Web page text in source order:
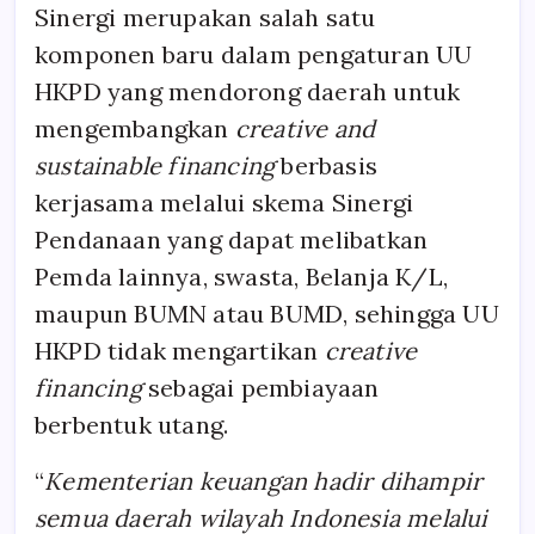
Sinergi merupakan salah satu
komponen baru dalam pengaturan UU
HKPD yang mendorong daerah untuk
mengembangkan creative and
sustainable financingberbasis
kerjasama melalui skema Sinergi
Pendanaan yang dapat melibatkan
Pemda lainnya, swasta, Belanja K/L,
maupun BUMN atau BUMD, sehingga UU
HKPD tidak mengartikan creative
financingsebagai pembiayaan
berbentuk utang.
“Kementerian keuangan hadir dihampir
semua daerah wilayah Indonesia melalui